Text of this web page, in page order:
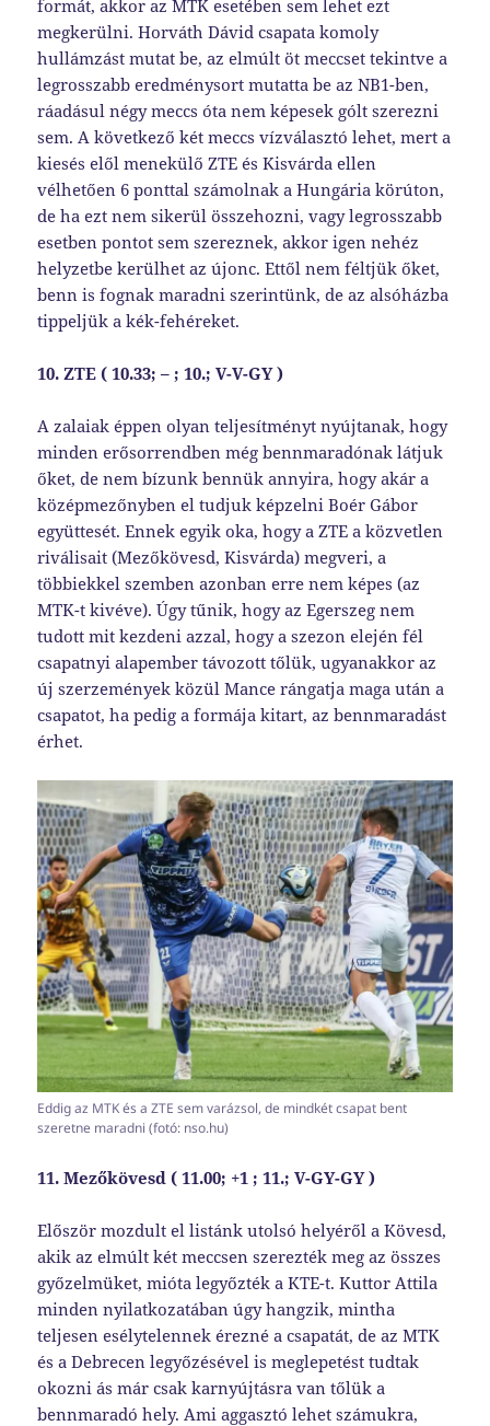
formát, akkor az MTK esetében sem lehet ezt
megkerülni. Horváth Dávid csapata komoly
hullámzást mutat be, az elmúlt öt meccset tekintve a
legrosszabb eredménysort mutatta be az NB1-ben,
ráadásul négy meccs óta nem képesek gólt szerezni
sem. A következő két meccs vízválasztó lehet, mert a
kiesés elől menekülő ZTE és Kisvárda ellen
vélhetően 6 ponttal számolnak a Hungária körúton,
de ha ezt nem sikerül összehozni, vagy legrosszabb
esetben pontot sem szereznek, akkor igen nehéz
helyzetbe kerülhet az újonc. Ettől nem féltjük őket,
benn is fognak maradni szerintünk, de az alsóházba
tippeljük a kék-fehéreket.
10. ZTE ( 10.33; – ; 10.; V-V-GY )
A zalaiak éppen olyan teljesítményt nyújtanak, hogy
minden erősorrendben még bennmaradónak látjuk
őket, de nem bízunk bennük annyira, hogy akár a
középmezőnyben el tudjuk képzelni Boér Gábor
együttesét. Ennek egyik oka, hogy a ZTE a közvetlen
riválisait (Mezőkövesd, Kisvárda) megveri, a
többiekkel szemben azonban erre nem képes (az
MTK-t kivéve). Úgy tűnik, hogy az Egerszeg nem
tudott mit kezdeni azzal, hogy a szezon elején fél
csapatnyi alapember távozott tőlük, ugyanakkor az
új szerzemények közül Mance rángatja maga után a
csapatot, ha pedig a formája kitart, az bennmaradást
érhet.
Eddig az MTK és a ZTE sem varázsol, de mindkét csapat bent
szeretne maradni (fotó: nso.hu)
11. Mezőkövesd ( 11.00; +1 ; 11.; V-GY-GY )
Először mozdult el listánk utolsó helyéről a Kövesd,
akik az elmúlt két meccsen szerezték meg az összes
győzelmüket, mióta legyőzték a KTE-t. Kuttor Attila
minden nyilatkozatában úgy hangzik, mintha
teljesen esélytelennek érezné a csapatát, de az MTK
és a Debrecen legyőzésével is meglepetést tudtak
okozni ás már csak karnyújtásra van tőlük a
bennmaradó hely. Ami aggasztó lehet számukra,